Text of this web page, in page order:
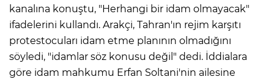
kanalına konuştu, "Herhangi bir idam olmayacak"
ifadelerini kullandı. Arakçi, Tahran'ın rejim karşıtı
protestocuları idam etme planının olmadığını
söyledi, "idamlar söz konusu değil" dedi. İddialara
göre idam mahkumu Erfan Soltani'nin ailesine